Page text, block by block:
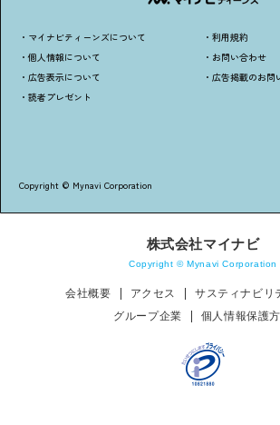
・マイナビティーンズについて
・個人情報について
・広告表示について
・読者プレゼント
・利用規約
・お問い合わせ
・広告掲載のお問
Copyright © Mynavi Corporation
株式会社マイナビ
Copyright © Mynavi Corporation
会社概要 アクセス サスティナビリ
グループ企業
個人情報保護